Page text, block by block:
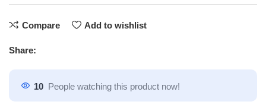
Compare Add to wishlist
Share:
10 People watching this product now!